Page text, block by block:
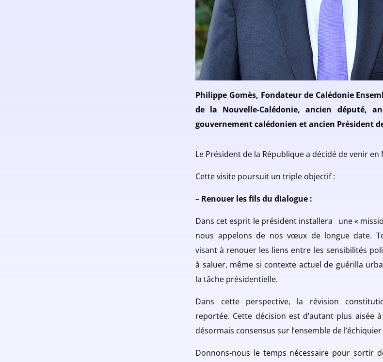
Philippe Gomès, Fondateur deCalédonie
de la Nouvelle-Calédonie, ancien député,
gouvernement calédonien et ancien Président
Le Président de la République a décidé de venir en
Cette visite poursuit un triple objectif :
– Renouer les fils du dialogue :
Dans cet esprit le président installera une «
nous appelons de nos vœux de longue date.
visant à renouer les liens entre les sensibilités
à saluer, même si contexte actuel de guérilla
la tâche présidentielle.
Dans cette perspective, la révision
reportée. Cette décision est d’autant plus aisée
désormais consensus sur l’ensemble de
Donnons-nous le temps nécessaire pour sortir